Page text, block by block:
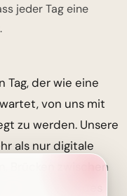
jeder Tag eine
Tag, der wie eine
von uns mit
zu werden. Unsere
als nur digitale
Brücken zwischen
in der Hektik des